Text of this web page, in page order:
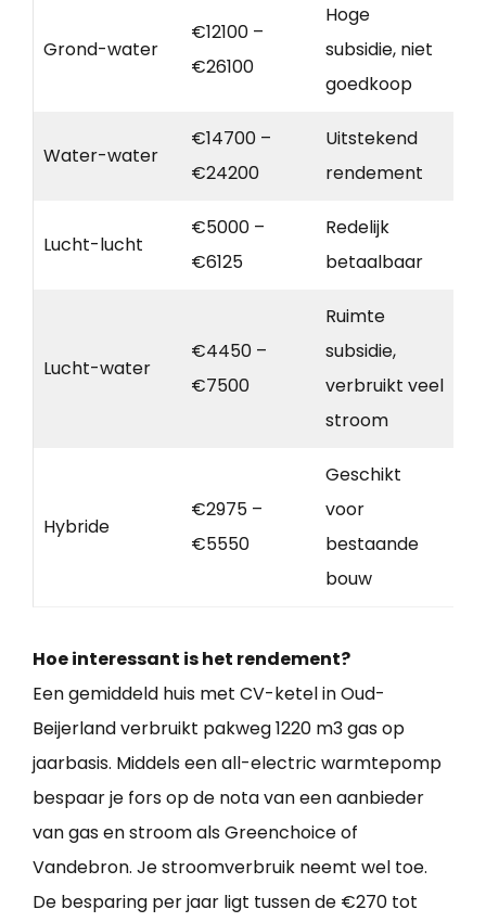
Grond-water
€12100 –
€26100
Hoge
subsidie, niet
goedkoop
Water-water
€14700 –
€24200
Uitstekend
rendement
Lucht-lucht
€5000 –
€6125
Redelijk
betaalbaar
Lucht-water
€4450 –
€7500
Ruimte
subsidie,
verbruikt veel
stroom
Hybride
€2975 –
€5550
Geschikt
voor
bestaande
bouw
Hoe interessant is het rendement?
Een gemiddeld huis met CV-ketel in Oud-
Beijerland verbruikt pakweg 1220 m3 gas op
jaarbasis. Middels een all-electric warmtepomp
bespaar je fors op de nota van een aanbieder
van gas en stroom als Greenchoice of
Vandebron. Je stroomverbruik neemt wel toe.
De besparing per jaar ligt tussen de €270 tot